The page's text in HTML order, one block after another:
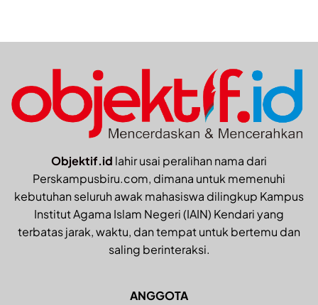
Objektif.id lahir usai peralihan nama dari
Perskampusbiru.com, dimana untuk memenuhi
kebutuhan seluruh awak mahasiswa dilingkup Kampus
Institut Agama Islam Negeri (IAIN) Kendari yang
terbatas jarak, waktu, dan tempat untuk bertemu dan
saling berinteraksi.
ANGGOTA